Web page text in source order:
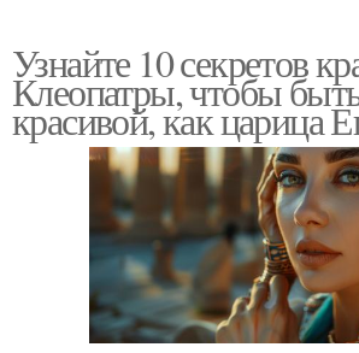
Узнайте 10 секретов
Клеопатры, чтобы
красивой, как царица